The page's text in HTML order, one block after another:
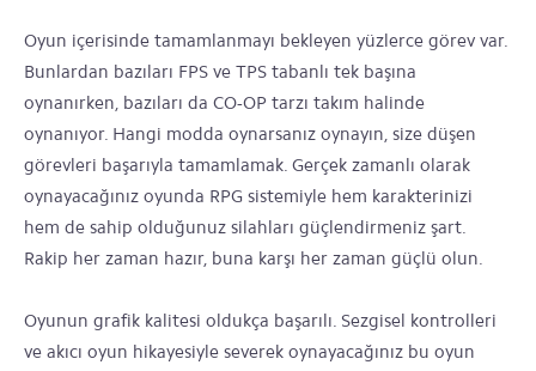
Oyun içerisinde tamamlanmayı bekleyen yüzlerce görev var.
Bunlardan bazıları FPS ve TPS tabanlı tek başına
oynanırken, bazıları da CO-OP tarzı takım halinde
oynanıyor. Hangi modda oynarsanız oynayın, size düşen
görevleri başarıyla tamamlamak. Gerçek zamanlı olarak
oynayacağınız oyunda RPG sistemiyle hem karakterinizi
hem de sahip olduğunuz silahları güçlendirmeniz şart.
Rakip her zaman hazır, buna karşı her zaman güçlü olun.
Oyunun grafik kalitesi oldukça başarılı. Sezgisel kontrolleri
ve akıcı oyun hikayesiyle severek oynayacağınız bu oyun